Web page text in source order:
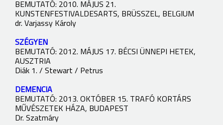
BEMUTATÓ: 2010. MÁJUS 21.
KUNSTENFESTIVALDESARTS, BRÜSSZEL, BELGIUM
dr. Varjassy Károly
SZÉGYEN
BEMUTATÓ: 2012. MÁJUS 17. BÉCSI ÜNNEPI HETEK,
AUSZTRIA
Diák 1. / Stewart / Petrus
DEMENCIA
BEMUTATÓ: 2013. OKTÓBER 15. TRAFÓ KORTÁRS
MŰVÉSZETEK HÁZA, BUDAPEST
Dr. Szatmáry